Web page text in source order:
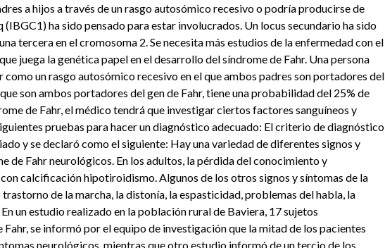
a hijos a través de un rasgo autosómico recesivo o podría producirse de
ha sido pensado para estar involucrados. Un locus secundario ha sido
tercera en el cromosoma 2. Se necesita más estudios de la enfermedad con el
juega la genética papel en el desarrollo del síndrome de Fahr. Una persona
como un rasgo autosómico recesivo en el que ambos padres son portadores del
son ambos portadores del gen de Fahr, tiene una probabilidad del 25% de
de Fahr, el médico tendrá que investigar ciertos factores sanguíneos y
pruebas para hacer un diagnóstico adecuado: El criterio de diagnóstico
y se declaró como el siguiente: Hay una variedad de diferentes signos y
de Fahr neurológicos. En los adultos, la pérdida del conocimiento y
calcificación hipotiroidismo. Algunos de los otros signos y síntomas de la
de la marcha, la distonía, la espasticidad, problemas del habla, la
un estudio realizado en la población rural de Baviera, 17 sujetos
se informó por el equipo de investigación que la mitad de los pacientes
neurológicos, mientras que otro estudio informó de un tercio de los